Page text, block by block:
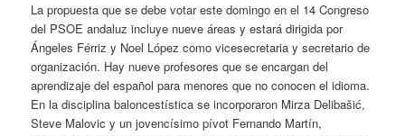
La propuesta que se debe votar este domingo en el 14 Congreso
del PSOE andaluz incluye nueve áreas y estará dirigida por
Ángeles Férriz y Noel López como vicesecretaria y secretario de
organización. Hay nueve profesores que se encargan del
aprendizaje del español para menores que no conocen el idioma.
En la disciplina baloncestística se incorporaron Mirza Delibašić,
Steve Malovic y un jovencísimo pívot Fernando Martín,